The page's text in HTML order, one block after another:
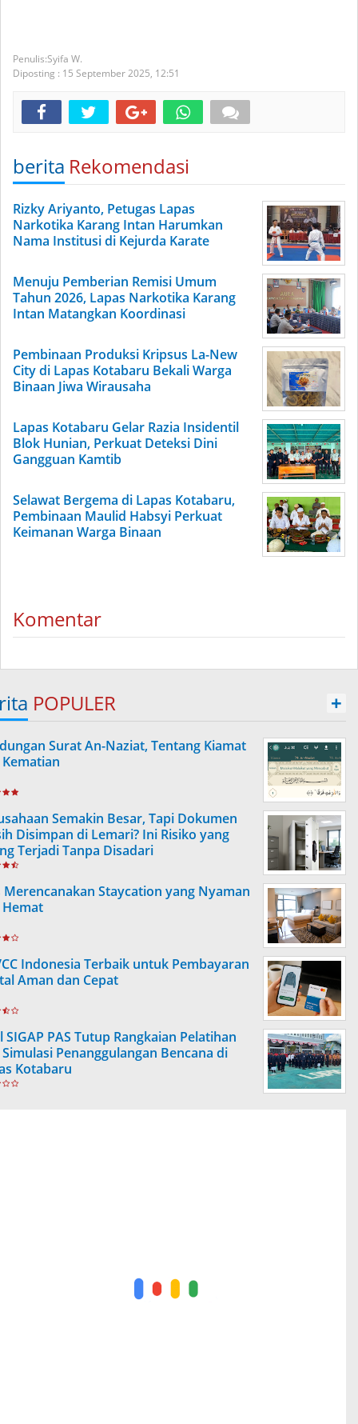
Syifa W.
Diposting : 15 September 2025, 12:51
berita Rekomendasi
Rizky Ariyanto, Petugas Lapas
Narkotika Karang Intan Harumkan
Nama Institusi di Kejurda Karate
Menuju Pemberian Remisi Umum
Tahun 2026, Lapas Narkotika Karang
Intan Matangkan Koordinasi
Pembinaan Produksi Kripsus La-New
City di Lapas Kotabaru Bekali Warga
Binaan Jiwa Wirausaha
Lapas Kotabaru Gelar Razia Insidentil
Blok Hunian, Perkuat Deteksi Dini
Gangguan Kamtib
Selawat Bergema di Lapas Kotabaru,
Pembinaan Maulid Habsyi Perkuat
Keimanan Warga Binaan
Komentar
POPULER +
Surat An-Naziat, Tentang Kiamat
Semakin Besar, Tapi Dokumen
Disimpan di Lemari? Ini Risiko yang
Terjadi Tanpa Disadari
Merencanakan Staycation yang Nyaman
Indonesia Terbaik untuk Pembayaran
Aman dan Cepat
SIGAP PAS Tutup Rangkaian Pelatihan
Penanggulangan Bencana di
Kotabaru